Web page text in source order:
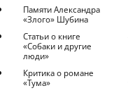
Памяти Александра
«Злого» Шубина
Статьи о книге
«Собаки и другие
люди»
Критика о романе
«Тума»